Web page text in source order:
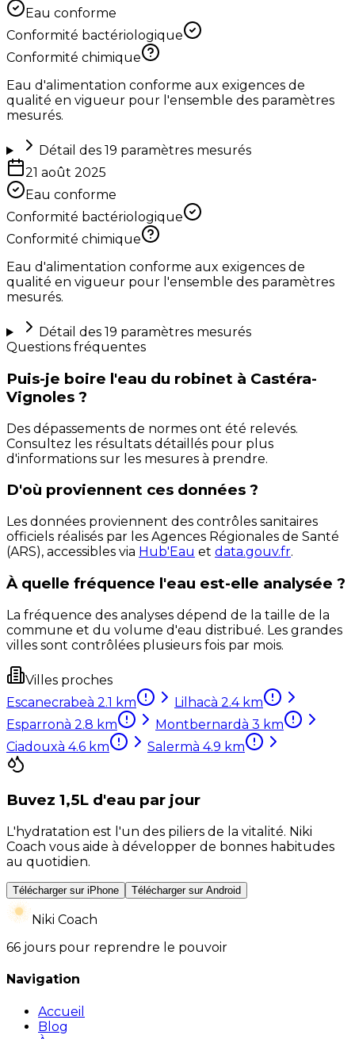
Eau conforme
Conformité bactériologique
Conformité chimique
Eau d'alimentation conforme aux exigences de
qualité en vigueur pour l'ensemble des paramètres
mesurés.
Détail des 19 paramètres mesurés
21 août 2025
Eau conforme
Conformité bactériologique
Conformité chimique
Eau d'alimentation conforme aux exigences de
qualité en vigueur pour l'ensemble des paramètres
mesurés.
Détail des 19 paramètres mesurés
Questions fréquentes
Puis-je boire l'eau du robinet à Castéra-
Vignoles ?
Des dépassements de normes ont été relevés.
Consultez les résultats détaillés pour plus
d'informations sur les mesures à prendre.
D'où proviennent ces données ?
Les données proviennent des contrôles sanitaires
officiels réalisés par les Agences Régionales de Santé
(ARS), accessibles via Hub'Eau et data.gouv.fr.
À quelle fréquence l'eau est-elle analysée ?
La fréquence des analyses dépend de la taille de la
commune et du volume d'eau distribué. Les grandes
villes sont contrôlées plusieurs fois par mois.
Villes proches
Escanecrabeà 2.1 km Lilhacà 2.4km
Esparronà 2.8 km Montbernardà 3 km
Ciadouxà 4.6 km Salermà 4.9 km
Buvez 1,5L d'eau par jour
L'hydratation est l'un des piliers de la vitalité. Niki
Coach vous aide à développer de bonnes habitudes
au quotidien.
Télécharger sur iPhone Télécharger sur Android
Niki Coach
66 jours pour reprendre le pouvoir
Navigation
Accueil
Blog